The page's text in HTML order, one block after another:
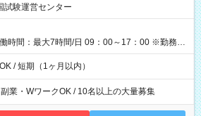
国家試験 7:00～13:30（休憩なし） 時給1,300
円）×6時間＝日収8,400円＋交通費 【試用期
試験運営センター
時間：最大7時間/日 09：00～17：00 ※勤務時
異なります。
/ 短期（1ヶ月以内）
業・WワークOK / 10名以上の大量募集